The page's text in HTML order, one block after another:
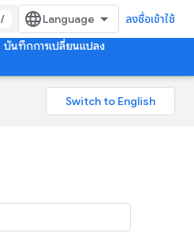
/ ลงชื่อเข้าใช้
บันทึกการเปลี่ยนแปลง